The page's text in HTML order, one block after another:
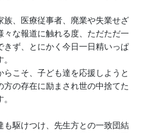
、医療従事者、廃業や失業せざ
々な報道に触れる度、ただただ一
きず、とにかく今日一日精いっぱ
こそ、子ども達を応援しようと
の存在に励まされ世の中捨てた
も駆けつけ、先生方との一致団結